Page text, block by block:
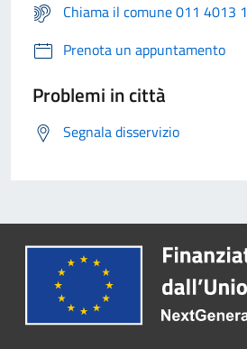
Chiama il comune 011 4013 1
Prenota un appuntamento
Problemi in città
Segnala disservizio